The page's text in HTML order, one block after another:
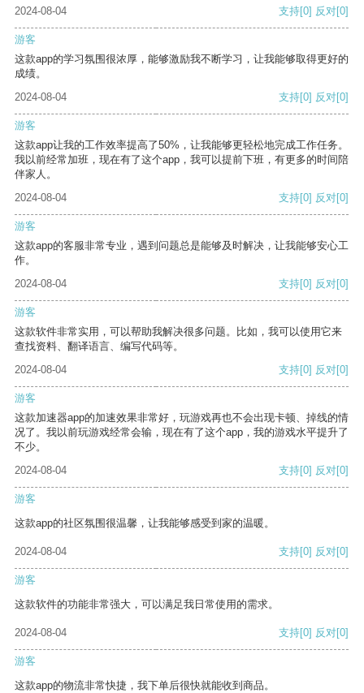
2024-08-04 支持[0] 反对[0]
游客
这款app的学习氛围很浓厚，能够激励我不断学习，让我能够取得更好的
成绩。
2024-08-04
支持[0] 反对[0]
游客
这款app让我的工作效率提高了50%，让我能够更轻松地完成工作任务。
我以前经常加班，现在有了这个app，我可以提前下班，有更多的时间陪
伴家人。
2024-08-04
支持[0] 反对[0]
游客
这款app的客服非常专业，遇到问题总是能够及时解决，让我能够安心工
作。
2024-08-04
支持[0] 反对[0]
游客
这款软件非常实用，可以帮助我解决很多问题。比如，我可以使用它来
查找资料、翻译语言、编写代码等。
2024-08-04
支持[0] 反对[0]
游客
这款加速器app的加速效果非常好，玩游戏再也不会出现卡顿、掉线的情
况了。我以前玩游戏经常会输，现在有了这个app，我的游戏水平提升了
不少。
2024-08-04
支持[0] 反对[0]
游客
这款app的社区氛围很温馨，让我能够感受到家的温暖。
2024-08-04 支持[0] 反对[0]
游客
这款软件的功能非常强大，可以满足我日常使用的需求。
2024-08-04 支持[0] 反对[0]
游客
这款app的物流非常快捷，我下单后很快就能收到商品。